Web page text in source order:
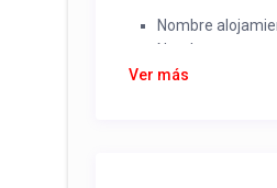
Nombre
Nombre
Rut
Ver más